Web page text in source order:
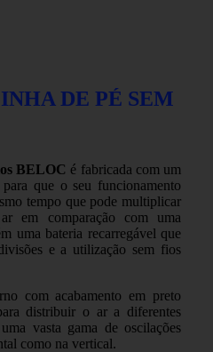
DE PÉ SEM
BELOC é fabricada com um
que o seu funcionamento
tempo que pode multiplicar
em comparação com uma
uma bateria recarregável que
e a utilização sem fios
com acabamento em preto
distribuir o ar a diferentes
vasta gama de oscilações
como na vertical.